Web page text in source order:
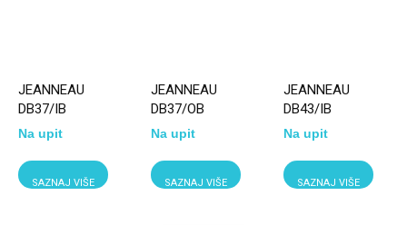
JEANNEAU
DB37/IB
Na upit
SAZNAJ VIŠE
JEANNEAU
DB37/OB
Na upit
SAZNAJ VIŠE
JEANNEAU
DB43/IB
Na upit
SAZNAJ VIŠE